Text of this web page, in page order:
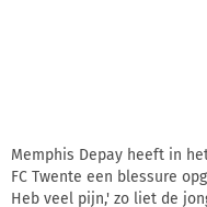
Memphis Depay heeft in
FC Twente een blessure
Heb veel pijn,' zo liet de